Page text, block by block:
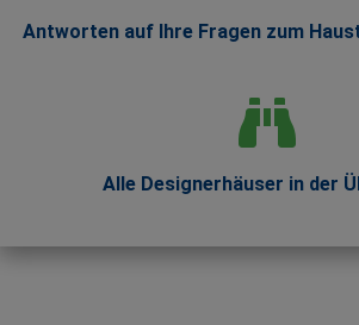
Antworten auf Ihre Fragen zum
Alle Designerhäuser in der